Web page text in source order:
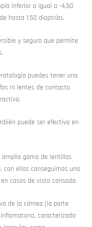
inferior o igual a -4,50
hasta 1.50 dioptrías.
y seguro que permite
puedes tener una
ni lentes de contacto
puede ser efectiva en
amplia gama de lentillas
ellas conseguimos una
casos de vista cansada.
de la córnea (la parte
caracterizada